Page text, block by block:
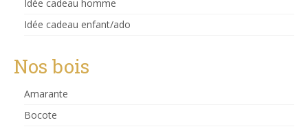
Idée cadeau homme
Idée cadeau enfant/ado
Nos bois
Amarante
Bocote